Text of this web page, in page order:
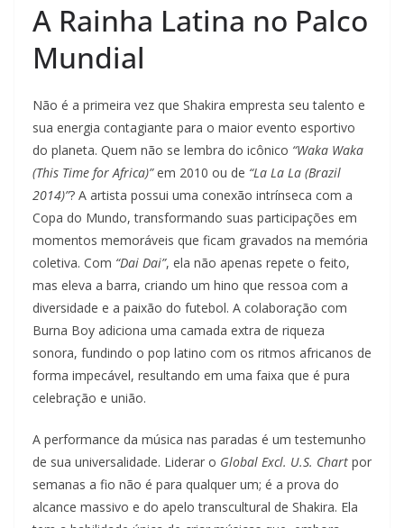
A Rainha Latina no Palco
Mundial
Não é a primeira vez que Shakira empresta seu talento e
sua energia contagiante para o maior evento esportivo
do planeta. Quem não se lembra do icônico “Waka Waka
(This Time for Africa)”em 2010 ou de “La La La (Brazil
2014)”? A artista possui uma conexão intrínseca com a
Copa do Mundo, transformando suas participações em
momentos memoráveis que ficam gravados na memória
coletiva. Com “Dai Dai”, ela não apenas repete o feito,
mas eleva a barra, criando um hino que ressoa com a
diversidade e a paixão do futebol. A colaboração com
Burna Boy adiciona uma camada extra de riqueza
sonora, fundindo o pop latino com os ritmos africanos de
forma impecável, resultando em uma faixa que é pura
celebração e união.
A performance da música nas paradas é um testemunho
de sua universalidade. Liderar o Global Excl. U.S. Chart por
semanas a fio não é para qualquer um; é a prova do
alcance massivo e do apelo transcultural de Shakira. Ela